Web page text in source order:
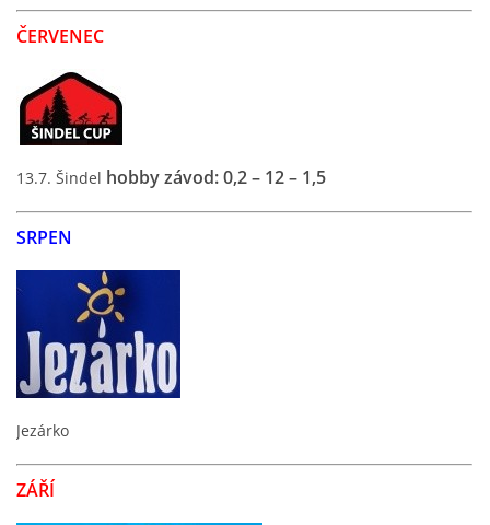
ČERVENEC
13.7. Šindel hobby závod: 0,2 – 12 – 1,5
SRPEN
Jezárko
ZÁŘÍ